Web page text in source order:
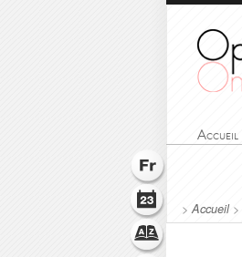
Accueil
>Accueil>